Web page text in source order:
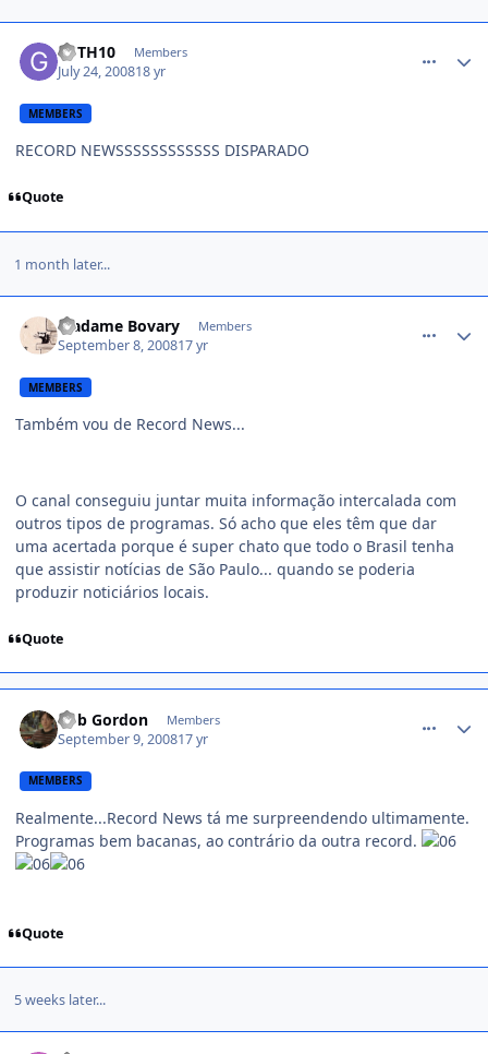
GFTH10 Members
July 24, 200818 yr
MEMBERS
RECORD NEWSSSSSSSSSSSS DISPARADO
Quote
1 month later...
Madame Bovary Members
September 8, 200817 yr
MEMBERS
Também vou de Record News...
O canal conseguiu juntar muita informação intercalada com
outros tipos de programas. Só acho que eles têm que dar
uma acertada porque é super chato que todo o Brasil tenha
que assistir notícias de São Paulo... quando se poderia
produzir noticiários locais.
Quote
Rob Gordon Members
September 9, 200817 yr
MEMBERS
Realmente...Record News tá me surpreendendo ultimamente.
Programas bem bacanas, ao contrário da outra record.
Quote
5 weeks later...